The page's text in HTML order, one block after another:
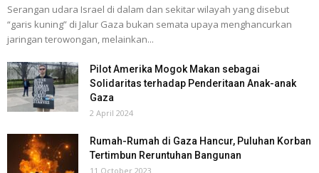
Serangan udara Israel di dalam dan sekitar wilayah yang disebut
“garis kuning” di Jalur Gaza bukan semata upaya menghancurkan
jaringan terowongan, melainkan...
Pilot Amerika Mogok Makan sebagai
Solidaritas terhadap Penderitaan Anak-anak
Gaza
2 April 2024
Rumah-Rumah di Gaza Hancur, Puluhan Korban
Tertimbun Reruntuhan Bangunan
11 October 2023